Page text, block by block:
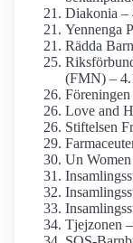
Diakonia –
Yennenga
Rädda
(FMN) –
Love and
Stiftelsen
Un
Tjejzonen